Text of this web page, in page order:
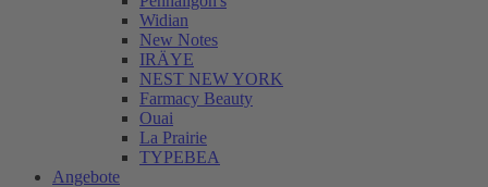
Widian
New Notes
IRÄYE
NEST NEW YORK
Farmacy Beauty
Ouai
La Prairie
TYPEBEA
Angebote